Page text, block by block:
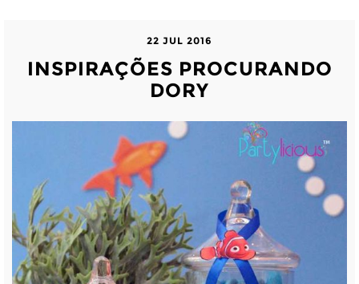
22 JUL 2016
INSPIRAÇÕES PROCURANDO
DORY